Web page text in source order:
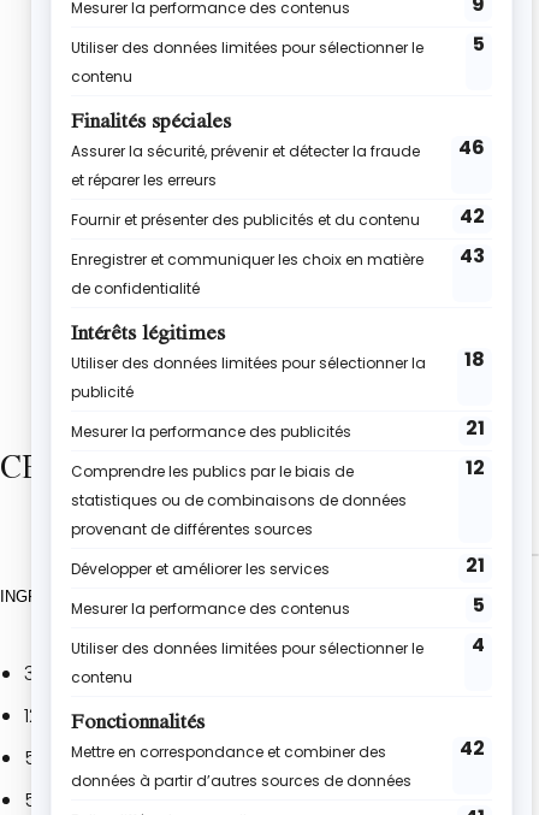
CE DONT TU AURAS BESOIN
INGRÉDIENTS
3 blancs d’œufs
120 g de sucre glace
50 g de farine
50 g de poudre d’amandes